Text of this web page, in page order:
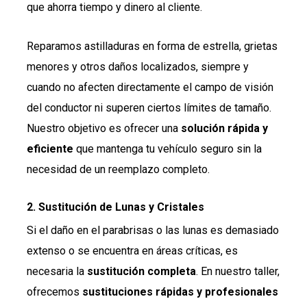
que ahorra tiempo y dinero al cliente.
Reparamos astilladuras en forma de estrella, grietas
menores y otros daños localizados, siempre y
cuando no afecten directamente el campo de visión
del conductor ni superen ciertos límites de tamaño.
Nuestro objetivo es ofrecer una solución rápida y
eficiente que mantenga tu vehículo seguro sin la
necesidad de un reemplazo completo.
2.Sustitución de Lunas y Cristales
Si el daño en el parabrisas o las lunas es demasiado
extenso o se encuentra en áreas críticas, es
necesaria la sustitución completa. En nuestro taller,
ofrecemos sustituciones rápidas y profesionales